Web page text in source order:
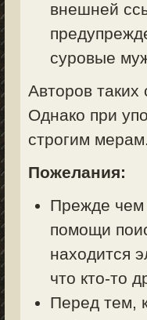
внешней
суровые
Авторов
Однако при
строгим мерам.
Пожелания:
Прежде чем
помощи
находится
что кто-то
Перед тем,